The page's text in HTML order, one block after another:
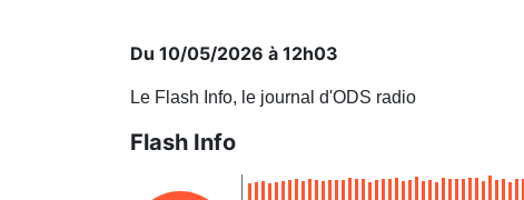
Du 10/05/2026 à 12h03
Le Flash Info, le journal d'ODS radio
Flash Info